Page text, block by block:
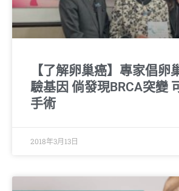
【了解卵巢癌】專家倡卵
驗基因 倘發現BRCA突變
手術
2018年3月13日